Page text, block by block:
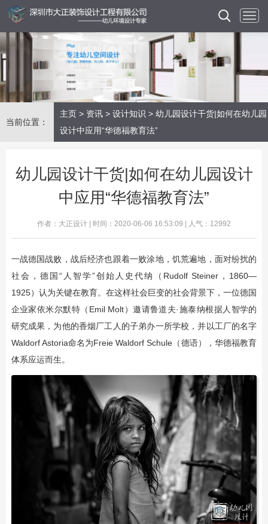
当前位置：
主页 > 资讯 > 设计知识 > 幼儿园设计干货|如何在幼儿园
设计中应用“华德福教育法”
幼儿园设计干货|如何在幼儿园设计
中应用“华德福教育法”
作者：大正设计 | 时间：2020-06-06 16:53:09 | 人气：12992
一战德国战败，战后经济也跟着一败涂地，饥荒遍地，面对纷扰的
社会，德国“人智学”创始人史代纳（Rudolf Steiner，1860—
1925）认为关键在教育。在这样社会巨变的社会背景下，一位德国
企业家依米尔默特（Emil Molt）邀请鲁道夫·施泰纳根据人智学的
研究成果，为他的香烟厂工人的子弟办一所学校，并以工厂的名字
Waldorf Astoria命名为Freie Waldorf Schule（德语），华德福教育
体系应运而生。